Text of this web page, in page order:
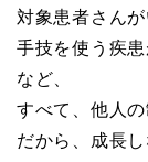
対象患者さんが
手技を使う疾患
など、
すべて、他人の
だから、成長